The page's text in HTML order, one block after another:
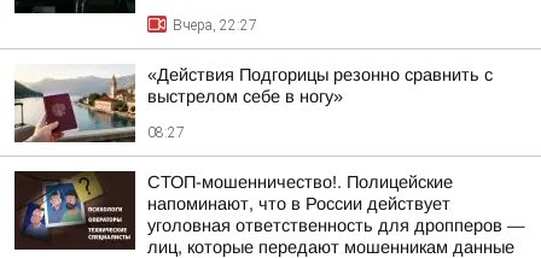
Вчера, 22:27
«Действия Подгорицы резонно сравнить с
выстрелом себе в ногу»
08:27
СТОП-мошенничество!. Полицейские
напоминают, что в России действует
уголовная ответственность для дропперов —
лиц, которые передают мошенникам данные